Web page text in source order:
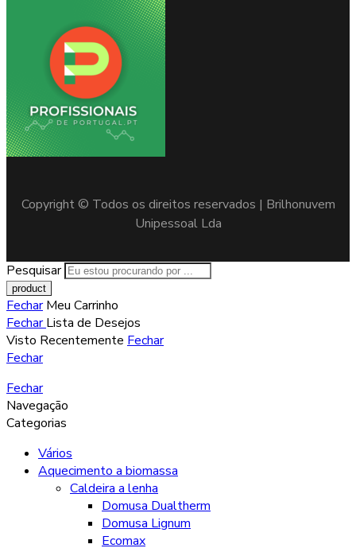
Copyright © Todos os direitos reservados | Brilhonuvem
Unipessoal Lda
Pesquisar
Fechar Meu Carrinho
FecharLista de Desejos
Visto Recentemente Fechar
Fechar
Fechar
Navegação
Categorias
Vários
Aquecimento a biomassa
Caldeira a lenha
Domusa Dualtherm
Domusa Lignum
Ecomax